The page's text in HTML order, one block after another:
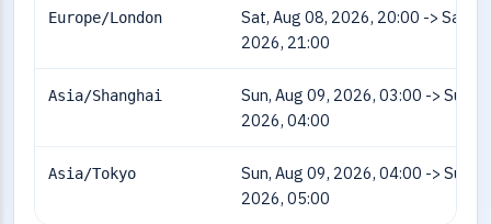
Europe/London
Sat, Aug 08, 2026, 20:00 -> Sat,
2026, 21:00
Asia/Shanghai
Sun, Aug 09, 2026, 03:00 -> Sun,
2026, 04:00
Asia/Tokyo
Sun, Aug 09, 2026, 04:00 -> Sun,
2026, 05:00